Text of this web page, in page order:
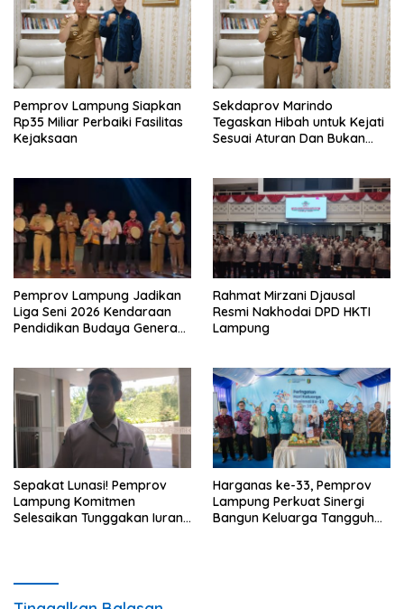
Pemprov Lampung Siapkan
Rp35 Miliar Perbaiki Fasilitas
Kejaksaan
Sekdaprov Marindo
Tegaskan Hibah untuk Kejati
Sesuai Aturan Dan Bukan
Pemprov Lampung Jadikan
Liga Seni 2026 Kendaraan
Pendidikan Budaya Generasi
Rahmat Mirzani Djausal
Resmi Nakhodai DPD HKTI
Lampung
Sepakat Lunasi! Pemprov
Lampung Komitmen
Selesaikan Tunggakan Iuran
Harganas ke-33, Pemprov
Lampung Perkuat Sinergi
Bangun Keluarga Tangguh